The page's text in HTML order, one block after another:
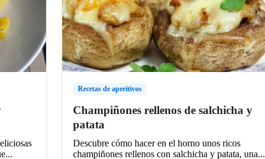
Recetas de aperitivos
Champiñones rellenos de salchicha y
patata
Descubre cómo hacer en el horno unos ricos
champiñones rellenos con salchicha y patata, una...